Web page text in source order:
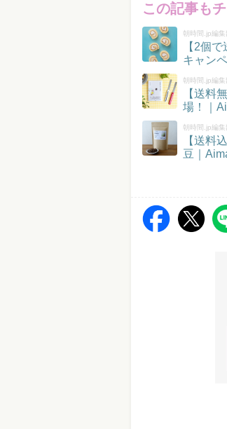
この記事も
朝時間.jp編集
【2個
キャン
朝時間.jp編集
【送料
場！｜
朝時間.jp編集
【送料
豆｜